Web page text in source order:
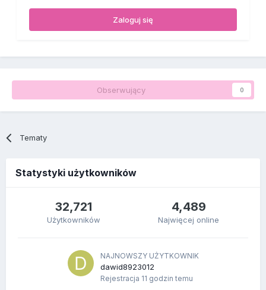
Zaloguj się
Obserwujący 0
Tematy
Statystyki użytkowników
32,721
Użytkowników
4,489
Najwięcej online
NAJNOWSZY UŻYTKOWNIK
dawid8923012
Rejestracja 11 godzin temu